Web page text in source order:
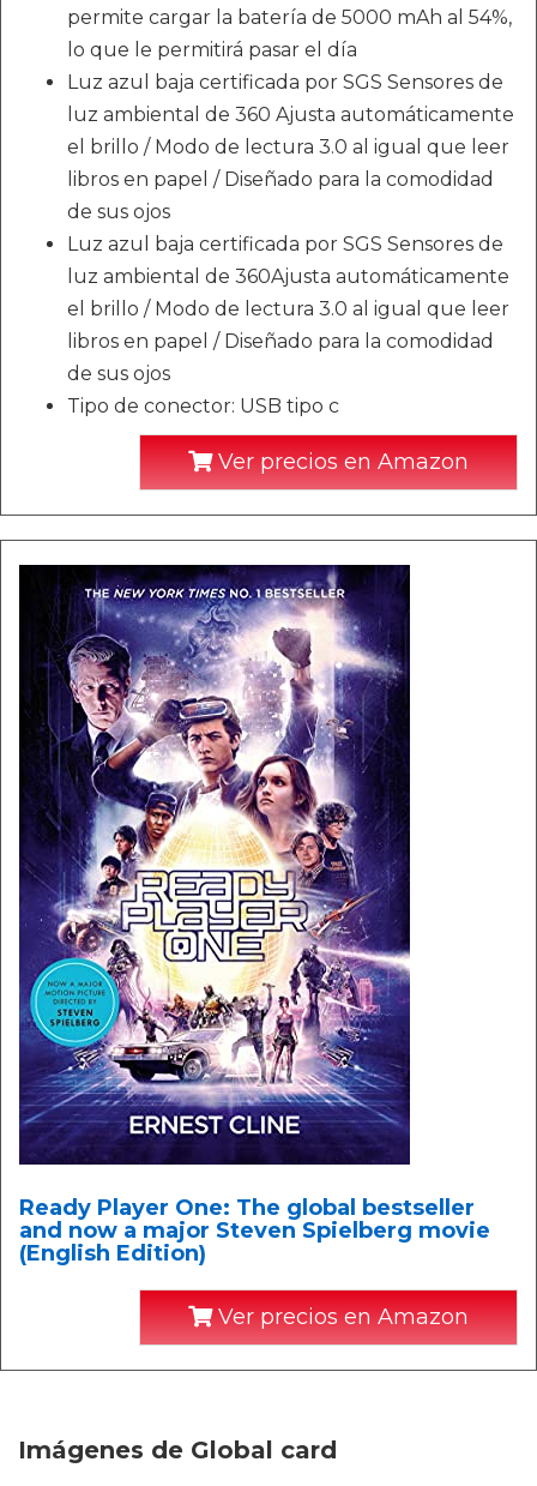
permite cargar la batería de 5000 mAh al 54%,
lo que le permitirá pasar el día
Luz azul baja certificada por SGS Sensores de
luz ambiental de 360 ​​Ajusta automáticamente
el brillo / Modo de lectura 3.0 al igual que leer
libros en papel / Diseñado para la comodidad
de sus ojos
Luz azul baja certificada por SGS Sensores de
luz ambiental de 360Ajusta automáticamente
el brillo / Modo de lectura 3.0 al igual que leer
libros en papel / Diseñado para la comodidad
de sus ojos
Tipo de conector: USB tipo c
Ver precios en Amazon
Ready Player One: The global bestseller
and now a major Steven Spielberg movie
(English Edition)
Ver precios en Amazon
Imágenes de Global card